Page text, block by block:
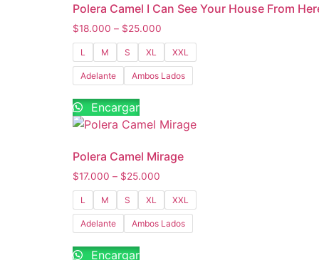
Polera Camel I Can See Your House From
$18.000 – $25.000
L M S XL XXL
Adelante Ambos Lados
Encargar
Polera Camel Mirage
$17.000 – $25.000
L M S XL XXL
Adelante Ambos Lados
Encargar